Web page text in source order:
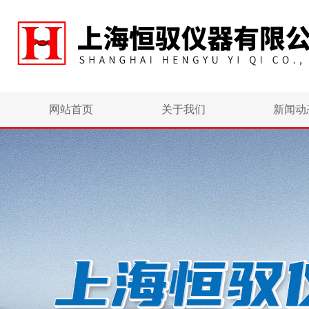
网站首页 关于我们 新闻动